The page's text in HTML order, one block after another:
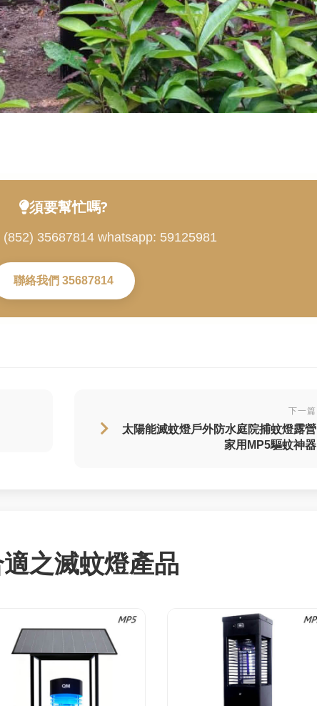
須要幫忙嗎?
35687814 whatsapp: 59125981
聯絡我們 35687814
下一篇
太陽能滅蚊燈戶外防水庭院捕蚊燈露營
家用MP5驅蚊神器
之滅蚊燈產品